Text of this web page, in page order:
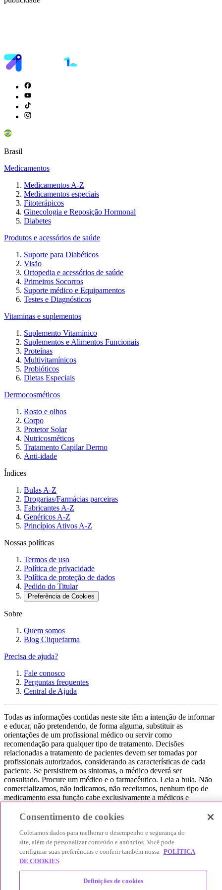
Brasil
Medicamentos
Medicamentos A-Z
Medicamentos especiais
Fitoterápicos
Ginecologia e Reposição Hormonal
Diabetes
Produtos e acessórios de saúde
Suporte para Diabéticos
Visão
Ortopedia e acessórios de saúde
Primeiros Socorros
Suporte médico e Equipamentos
Testes e Diagnósticos
Vitaminas e suplementos
Suplemento Vitamínico
Suplementos e Alimentos Funcionais
Proteínas
Multivitamínicos
Probióticos
Dietas Especiais
Dermocosméticos
Rosto e olhos
Corpo
Protetor Solar
Nutricosméticos
Tratamento Capilar Dermo
Anti-idade
Índices
Bulas A-Z
Drogarias/Farmácias parceiras
Fabricantes A-Z
Genéricos A-Z
Princípios Ativos A-Z
Nossas políticas
Termos de uso
Política de privacidade
Política de proteção de dados
Pedido do Titular
Preferência de Cookies
Sobre
Quem somos
Blog Cliquefarma
Precisa de ajuda?
Fale conosco
Perguntas frequentes
Central de Ajuda
Todas as informações contidas neste site têm a intenção de informar
e educar, não pretendendo, de forma alguma, substituir as
orientações de um profissional médico ou servir como
recomendação para qualquer tipo de tratamento. Decisões
relacionadas a tratamento de pacientes devem ser tomadas por
profissionais autorizados, considerando as características de cada
paciente. Se persistirem os sintomas, o médico deverá ser
consultado. Procure um médico e o farmacêutico. Leia a bula. Não
comercializamos, não indicamos, não receitamos, nenhum tipo de
medicamento essa função cabe exclusivamente a médicos e
consultar seu médico. Não somos uma loja ou marketplace, ou seja,
que você encontre o preço mais barato, comparando os preços de
produtos farmacêuticos. Contribuímos e damos auxílio para que sua
experiência seja bem-sucedida, mas a finalização da compra
acontece nos sites das nossas lojas parceiras.
© 2025 Afya Participações S.A. - todos os direitos reservados.
Alameda Lorena, 269 - Jardim Paulista - São Paulo / SP - CEP.:
Consentimento de cookies
Coletamos dados para melhorar o desempenho e segurança do
site, além de personalizar conteúdo e anúncios. Você pode
configurar suas preferências e conferir também nossa POLÍTICA
DE COOKIES
Definições de cookies